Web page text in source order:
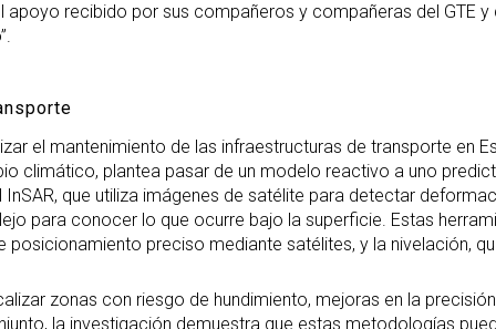
recibido por sus compañeros y compañeras del GTE
el mantenimiento de las infraestructuras de transporte en
climático, plantea pasar de un modelo reactivo a uno
que utiliza imágenes de satélite para detectar
para conocer lo que ocurre bajo la superficie. Estas
posicionamiento preciso mediante satélites, y la nivelación,
zonas con riesgo de hundimiento, mejoras en la
la investigación demuestra que estas metodologías